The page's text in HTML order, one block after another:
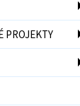
PROJEKTY